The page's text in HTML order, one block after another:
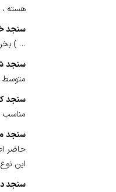
هسته ،
سنجد
… )
سنجد
متوسط
سنجد
مناسب
سنجد
حاضر
این
سنجد